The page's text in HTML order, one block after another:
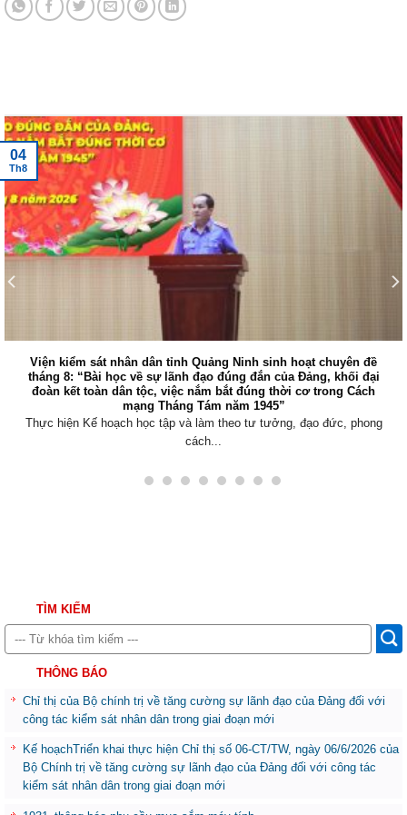
kiểm sát nhân dân tỉnh Quảng Ninh sinh hoạt chuyên đề
8: “Bài học về sự lãnh đạo đúng đắn của Đảng, khối đại
kết toàn dân tộc, việc nắm bắt đúng thời cơ trong Cách
mạng Tháng Tám năm 1945”
hiện Kế hoạch học tập và làm theo tư tưởng, đạo đức, phong
04
Th8
TÌM KIẾM
THÔNG BÁO
Chỉ thị của Bộ chính trị về tăng cường sự lãnh đạo của Đảng đối với
công tác kiểm sát nhân dân trong giai đoạn mới
Kế hoạchTriển khai thực hiện Chỉ thị số 06-CT/TW, ngày 06/6/2026 của
Bộ Chính trị về tăng cường sự lãnh đạo của Đảng đối với công tác
kiểm sát nhân dân trong giai đoạn mới